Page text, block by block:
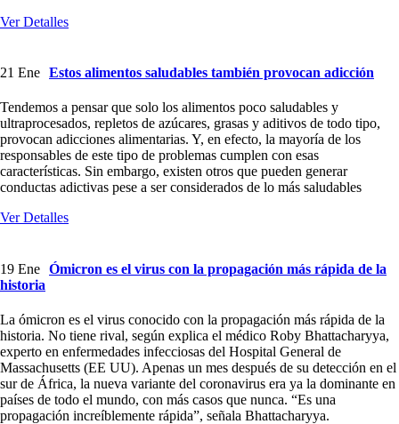
Ver Detalles
21 Ene Estos alimentos saludables también provocan adicción
Tendemos a pensar que solo los alimentos poco saludables y
ultraprocesados, repletos de azúcares, grasas y aditivos de todo tipo,
provocan adicciones alimentarias. Y, en efecto, la mayoría de los
responsables de este tipo de problemas cumplen con esas
características. Sin embargo, existen otros que pueden generar
conductas adictivas pese a ser considerados de lo más saludables
Ver Detalles
19 Ene Ómicron es el virus con la propagación más rápida de la
historia
La ómicron es el virus conocido con la propagación más rápida de la
historia. No tiene rival, según explica el médico Roby Bhattacharyya,
experto en enfermedades infecciosas del Hospital General de
Massachusetts (EE UU). Apenas un mes después de su detección en el
sur de África, la nueva variante del coronavirus era ya la dominante en
países de todo el mundo, con más casos que nunca. “Es una
propagación increíblemente rápida”, señala Bhattacharyya.